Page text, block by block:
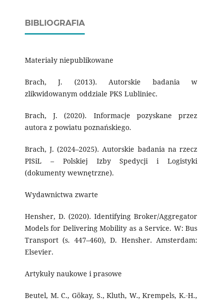
BIBLIOGRAFIA
Materiały niepublikowane
Brach, J. (2013). Autorskie badania w
zlikwidowanym oddziale PKS Lubliniec.
Brach, J. (2020). Informacje pozyskane przez
autora z powiatu poznańskiego.
Brach, J. (2024–2025). Autorskie badania na rzecz
PISiL – Polskiej Izby Spedycji i Logistyki
(dokumenty wewnętrzne).
Wydawnictwa zwarte
Hensher, D. (2020). Identifying Broker/Aggregator
Models for Delivering Mobility as a Service. W: Bus
Transport (s. 447–460), D. Hensher. Amsterdam:
Elsevier.
Artykuły naukowe i prasowe
Beutel, M. C., Gökay, S., Kluth, W., Krempels, K.‑H.,